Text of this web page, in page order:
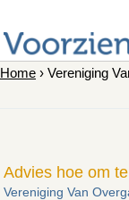
Home › Vereniging
Advies hoe om
Vereniging Van